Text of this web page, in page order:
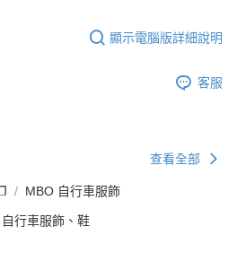
顯示電腦版詳細說明
客服
查看全部
MBO 自行車服飾
自行車服飾、鞋